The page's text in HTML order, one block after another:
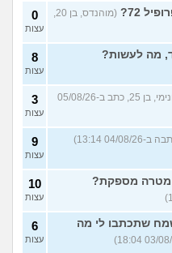
8
עצות
17
עצות
במדור
72?
(מוהנדס, בן 20,
0
עצות
מה לעשות? 8
עצות
(אנונימי, בן 25, כתב ב-05/08/26
3
עצות
9
עצות
מטרה מספקת? 10
עצות
שתכתבו לי מה
6
עצות